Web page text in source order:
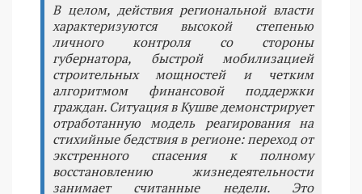
В целом, действия региональной власти
характеризуются высокой степенью
личного контроля со стороны
губернатора, быстрой мобилизацией
строительных мощностей и четким
алгоритмом финансовой поддержки
граждан. Ситуация в Кушве демонстрирует
отработанную модель реагирования на
стихийные бедствия в регионе: переход от
экстренного спасения к полному
восстановлению жизнедеятельности
занимает считанные недели. Это